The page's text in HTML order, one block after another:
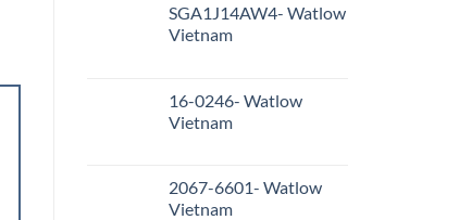
SGA1J14AW4- Watlow
Vietnam
16-0246- Watlow
Vietnam
2067-6601- Watlow
Vietnam